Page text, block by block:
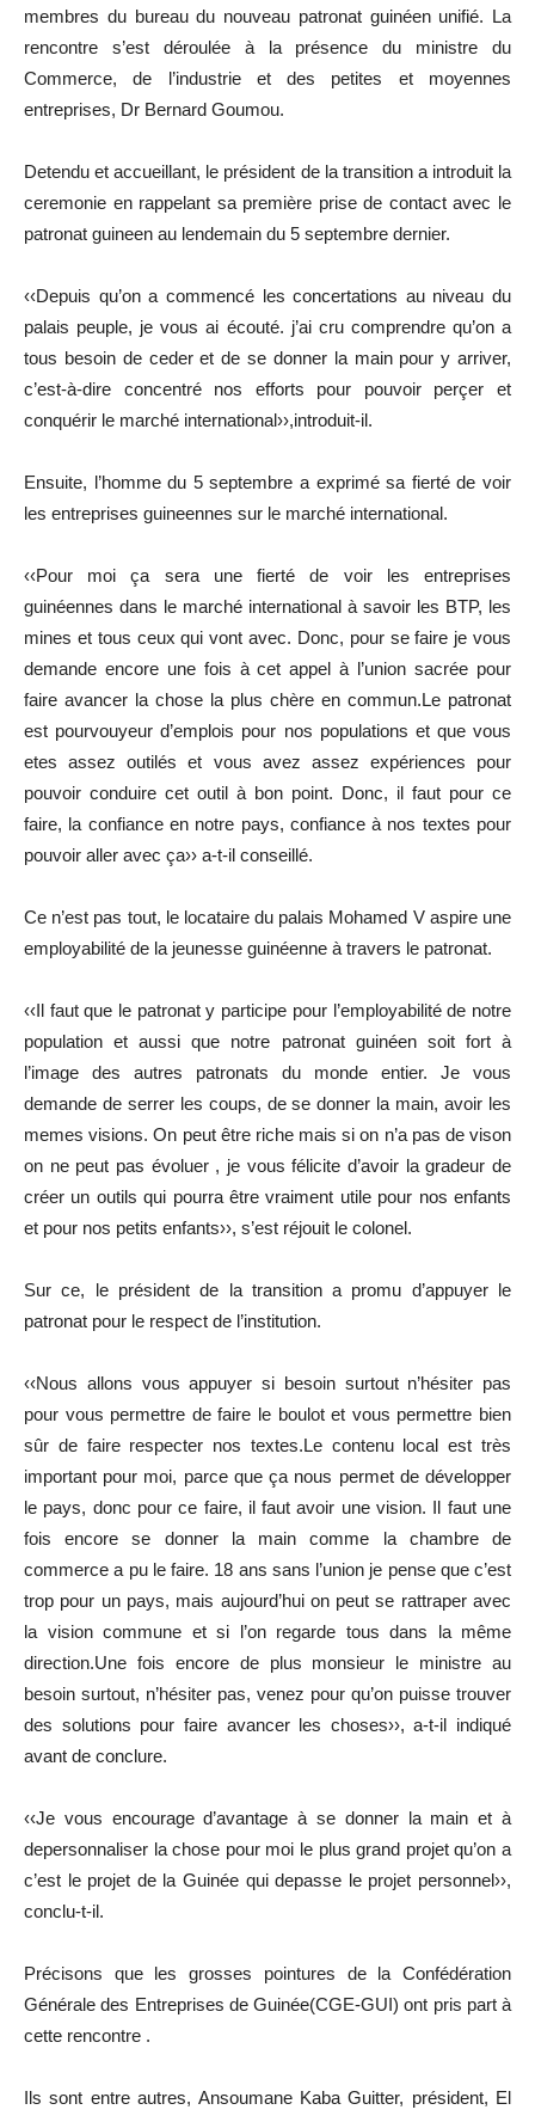
membres du bureau du nouveau patronat guinéen unifié. La
rencontre s’est déroulée à la présence du ministre du
Commerce, de l’industrie et des petites et moyennes
entreprises, Dr Bernard Goumou.
Detendu et accueillant, le président de la transition a introduit la
ceremonie en rappelant sa première prise de contact avec le
patronat guineen au lendemain du 5 septembre dernier.
‹‹Depuis qu’on a commencé les concertations au niveau du
palais peuple, je vous ai écouté. j’ai cru comprendre qu’on a
tous besoin de ceder et de se donner la main pour y arriver,
c’est-à-dire concentré nos efforts pour pouvoir perçer et
conquérir le marché international››,introduit-il.
Ensuite, l’homme du 5 septembre a exprimé sa fierté de voir
les entreprises guineennes sur le marché international.
‹‹Pour moi ça sera une fierté de voir les entreprises
guinéennes dans le marché international à savoir les BTP, les
mines et tous ceux qui vont avec. Donc, pour se faire je vous
demande encore une fois à cet appel à l’union sacrée pour
faire avancer la chose la plus chère en commun.Le patronat
est pourvouyeur d’emplois pour nos populations et que vous
etes assez outilés et vous avez assez expériences pour
pouvoir conduire cet outil à bon point. Donc, il faut pour ce
faire, la confiance en notre pays, confiance à nos textes pour
pouvoir aller avec ça›› a-t-il conseillé.
Ce n’est pas tout, le locataire du palais Mohamed V aspire une
employabilité de la jeunesse guinéenne à travers le patronat.
‹‹Il faut que le patronat y participe pour l’employabilité de notre
population et aussi que notre patronat guinéen soit fort à
l’image des autres patronats du monde entier. Je vous
demande de serrer les coups, de se donner la main, avoir les
memes visions. On peut être riche mais si on n’a pas de vison
on ne peut pas évoluer , je vous félicite d’avoir la gradeur de
créer un outils qui pourra être vraiment utile pour nos enfants
et pour nos petits enfants››, s’est réjouit le colonel.
Sur ce, le président de la transition a promu d’appuyer le
patronat pour le respect de l’institution.
‹‹Nous allons vous appuyer si besoin surtout n’hésiter pas
pour vous permettre de faire le boulot et vous permettre bien
sûr de faire respecter nos textes.Le contenu local est très
important pour moi, parce que ça nous permet de développer
le pays, donc pour ce faire, il faut avoir une vision. Il faut une
fois encore se donner la main comme la chambre de
commerce a pu le faire. 18 ans sans l’union je pense que c’est
trop pour un pays, mais aujourd’hui on peut se rattraper avec
la vision commune et si l’on regarde tous dans la même
direction.Une fois encore de plus monsieur le ministre au
besoin surtout, n’hésiter pas, venez pour qu’on puisse trouver
des solutions pour faire avancer les choses››, a-t-il indiqué
avant de conclure.
‹‹Je vous encourage d’avantage à se donner la main et à
depersonnaliser la chose pour moi le plus grand projet qu’on a
c’est le projet de la Guinée qui depasse le projet personnel››,
conclu-t-il.
Précisons que les grosses pointures de la Confédération
Générale des Entreprises de Guinée(CGE-GUI) ont pris part à
cette rencontre .
Ils sont entre autres, Ansoumane Kaba Guitter, président, El